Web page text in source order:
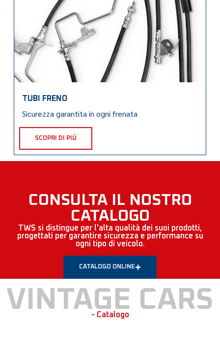
TUBI FRENO
Sicurezza garantita in ogni frenata
SCOPRI DI PIÙ
CONSULTA IL NOSTRO
CATALOGO
TWS si distingue per l'alta qualità dei suoi prodotti,
progettati per garantire sicurezza e performance su
ogni tipo di veicolo.
CATALOGO ONLINE
VINTAGE CARS
- Catalogo